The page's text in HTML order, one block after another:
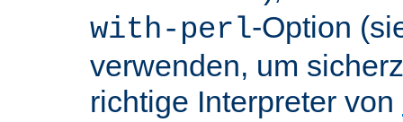
with-perl-Option
verwenden, um
richtige Interpreter von